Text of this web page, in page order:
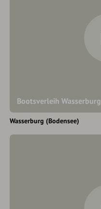
Bootsverleih Wasserburg
Wasserburg (Bodensee)